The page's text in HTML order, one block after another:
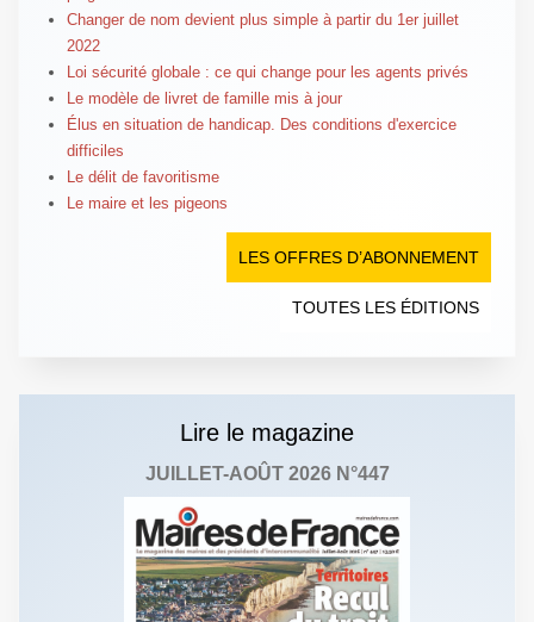
Changer de nom devient plus simple à partir du 1er juillet
2022
Loi sécurité globale : ce qui change pour les agents privés
Le modèle de livret de famille mis à jour
Élus en situation de handicap. Des conditions d'exercice
difficiles
Le délit de favoritisme
Le maire et les pigeons
LES OFFRES D’ABONNEMENT
TOUTES LES ÉDITIONS
Lire le magazine
JUILLET-AOÛT 2026 N°447